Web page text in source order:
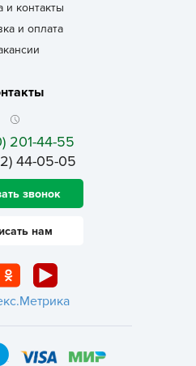
и контакты
и оплата
201-44-55
44-05-05
звонок
нам